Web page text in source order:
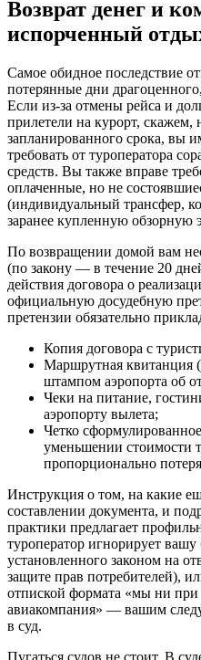
Возврат денег и
испорченный
Самое обидное последствие
потерянные дни
Если из-за отмены рейса и
прилетели на курорт, скажем,
запланированного срока, вы
требовать от туроператора
средств. Вы также вправе
оплаченные, но не
(индивидуальный трансфер,
заранее купленную обзорную
По возвращении домой вам
(по закону — в течение 20
действия договора о
официальную досудебную
претензии обязательно
Копия договора с
Маршрутная квитанция
штампом аэропорта об
Чеки на питание,
аэропорту вылета;
Четко
уменьшении стоимости
пропорционально
Инструкция о том, на какие
составлении документа, и
практики предлагает
туроператор игнорирует вашу
установленного законом на
защите прав потребителей),
отпиской формата «мы ни при
авиакомпания» — вашим
в суд.
Пугаться судов не стоит. В